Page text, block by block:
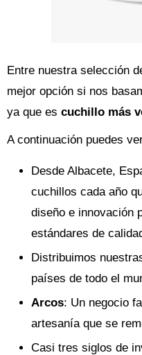
Entre nuestra selección
mejor opción si nos
ya que es cuchillo más
A continuación puedes
Desde Albacete,
cuchillos cada año
diseño e innovación
estándares de
Distribuimos
países de todo el
Arcos: Un negocio
artesanía que se
Casi tres siglos de